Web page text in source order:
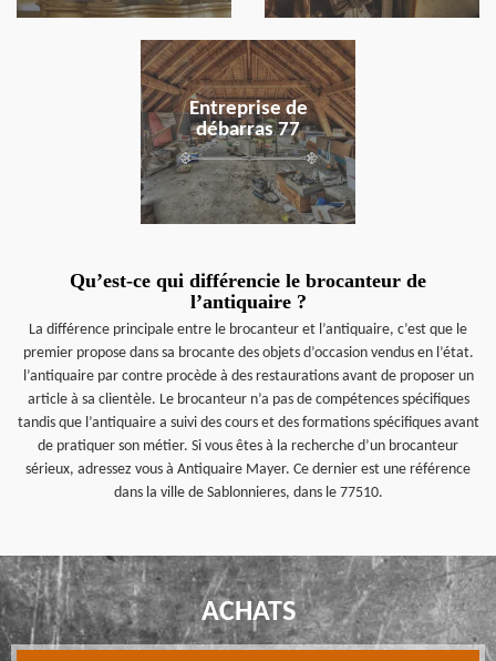
Entreprise de
débarras 77
en savoir plus
Qu’est-ce qui différencie le brocanteur de
l’antiquaire ?
La différence principale entre le brocanteur et l’antiquaire, c’est que le
premier propose dans sa brocante des objets d’occasion vendus en l’état.
l’antiquaire par contre procède à des restaurations avant de proposer un
article à sa clientèle. Le brocanteur n’a pas de compétences spécifiques
tandis que l’antiquaire a suivi des cours et des formations spécifiques avant
de pratiquer son métier. Si vous êtes à la recherche d’un brocanteur
sérieux, adressez vous à Antiquaire Mayer. Ce dernier est une référence
dans la ville de Sablonnieres, dans le 77510.
ACHATS